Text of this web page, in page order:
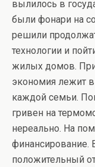
вылилось в
были фонари на
решили
технологии и
жилых домов.
экономия лежит в
каждой семьи.
гривен на
нереально. На
финансирование.
положительный